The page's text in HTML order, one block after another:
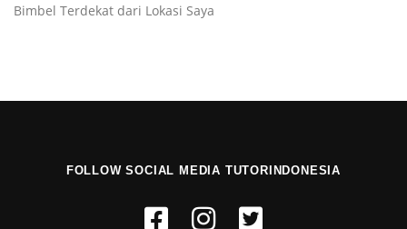
Bimbel Terdekat dari Lokasi Saya
FOLLOW SOCIAL MEDIA TUTORINDONESIA